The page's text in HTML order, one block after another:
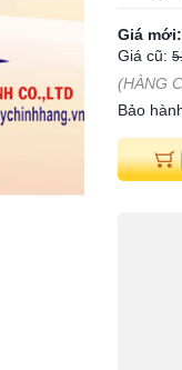
Giá mới:
Giá cũ:
(HÀNG
Bảo